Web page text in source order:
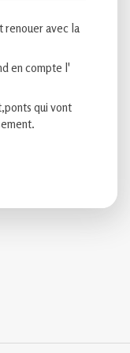
renouer avec la
en compte l'
qui vont